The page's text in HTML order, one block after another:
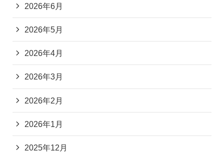
2026年6月
2026年5月
2026年4月
2026年3月
2026年2月
2026年1月
2025年12月